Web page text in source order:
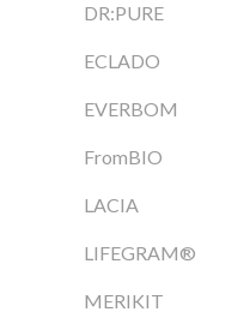
DR:PURE
ECLADO
EVERBOM
FromBIO
LACIA
LIFEGRAM®
MERIKIT